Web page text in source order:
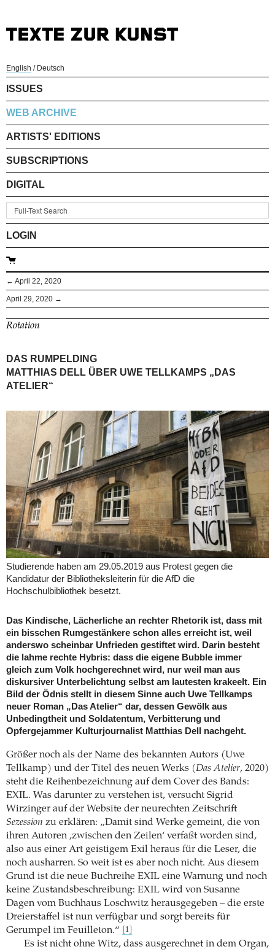
English / Deutsch
ISSUES
WEB ARCHIVE
ARTISTS' EDITIONS
SUBSCRIPTIONS
DIGITAL
LOGIN
← April 22, 2020
April 29, 2020 →
Rotation
DAS RUMPELDING
MATTHIAS DELL ÜBER UWE TELLKAMPS „DAS
ATELIER“
Studierende haben am 29.05.2019 aus Protest gegen die
Kandidatur der Bibliotheksleiterin für die AfD die
Hochschulbibliothek besetzt.
Das Kindische, Lächerliche an rechter Rhetorik ist, dass mit
ein bisschen Rumgestänkere schon alles erreicht ist, weil
anderswo scheinbar Unfrieden gestiftet wird. Darin besteht
die lahme rechte Hybris: dass die eigene Bubble immer
gleich zum Volk hochgerechnet wird, nur weil man aus
diskursiver Unterbelichtung selbst am lautesten krakeelt. Ein
Bild der Ödnis stellt in diesem Sinne auch Uwe Tellkamps
neuer Roman „Das Atelier“ dar, dessen Gewölk aus
Unbedingtheit und Soldatentum, Verbitterung und
Opfergejammer Kulturjournalist Matthias Dell nachgeht.
Größer noch als der Name des bekannten Autors (Uwe
Tellkamp) und der Titel des neuen Werks (Das Atelier, 2020)
steht die Reihenbezeichnung auf dem Cover des Bands:
EXIL. Was darunter zu verstehen ist, versucht Sigrid
Wirzinger auf der Website der neurechten Zeitschrift
Sezession zu erklären: „Damit sind Werke gemeint, die von
ihren Autoren ‚zwischen den Zeilen‘ verfaßt worden sind,
also aus einer Art geistigem Exil heraus für die Leser, die
noch ausharren. So weit ist es aber noch nicht. Aus diesem
Grund ist die neue Buchreihe EXIL eine Warnung und noch
keine Zustandsbeschreibung: EXIL wird von Susanne
Dagen vom Buchhaus Loschwitz herausgegeben – die erste
Dreierstaffel ist nun verfügbar und sorgt bereits für
Gerumpel im Feuilleton.“
[1]
Es ist nicht ohne Witz, dass ausgerechnet in dem Organ,